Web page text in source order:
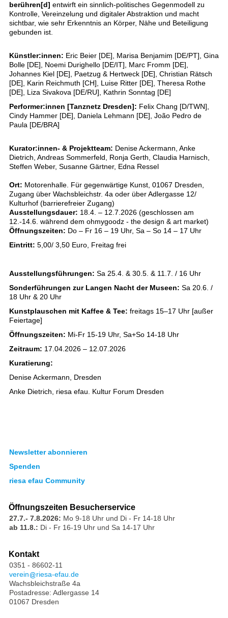
berühren[d] entwirft ein sinnlich-politisches Gegenmodell zu
Kontrolle, Vereinzelung und digitaler Abstraktion und macht
sichtbar, wie sehr Erkenntnis an Körper, Nähe und Beteiligung
gebunden ist.
Künstler:innen: Eric Beier [DE], Marisa Benjamim [DE/PT], Gina
Bolle [DE], Noemi Durighello [DE/IT], Marc Fromm [DE],
Johannes Kiel [DE], Paetzug & Hertweck [DE], Christian Rätsch
[DE], Karin Reichmuth [CH], Luise Ritter [DE], Theresa Rothe
[DE], Liza Sivakova [DE/RU], Kathrin Sonntag [DE]
Performer:innen [Tanznetz Dresden]: Felix Chang [D/TWN],
Cindy Hammer [DE], Daniela Lehmann [DE], João Pedro de
Paula [DE/BRA]
Kurator:innen- & Projektteam: Denise Ackermann, Anke
Dietrich, Andreas Sommerfeld, Ronja Gerth, Claudia Harnisch,
Steffen Weber, Susanne Gärtner, Edna Ressel
Ort: Motorenhalle. Für gegenwärtige Kunst, 01067 Dresden,
Zugang über Wachsbleichstr. 4a oder über Adlergasse 12/
Kulturhof (barrierefreier Zugang)
Ausstellungsdauer: 18.4. – 12.7.2026 (geschlossen am
12.-14.6. während dem ohmygoodz - the design & art market)
Öffnungszeiten: Do – Fr 16 – 19 Uhr, Sa – So 14 – 17 Uhr
Eintritt: 5,00/ 3,50 Euro, Freitag frei
Ausstellungsführungen: Sa 25.4. & 30.5. & 11.7. / 16 Uhr
Sonderführungen zur Langen Nacht der Museen: Sa 20.6. /
18 Uhr & 20 Uhr
Kunstplauschen mit Kaffee & Tee: freitags 15–17 Uhr [außer
Feiertage]
Öffnungszeiten: Mi-Fr 15-19 Uhr, Sa+So 14-18 Uhr
Zeitraum: 17.04.2026 – 12.07.2026
Kuratierung:
Denise Ackermann, Dresden
Anke Dietrich, riesa efau. Kultur Forum Dresden
Newsletter abonnieren
Spenden
riesa efau Community
Öffnungszeiten Besucherservice
27.7.- 7.8.2026: Mo 9-18 Uhr und Di - Fr 14-18 Uhr
ab 11.8.: Di - Fr 16-19 Uhr und Sa 14-17 Uhr
Kontakt
0351 - 86602-11
verein
riesa-efau.de
Wachsbleichstraße 4a
Postadresse: Adlergasse 14
01067 Dresden